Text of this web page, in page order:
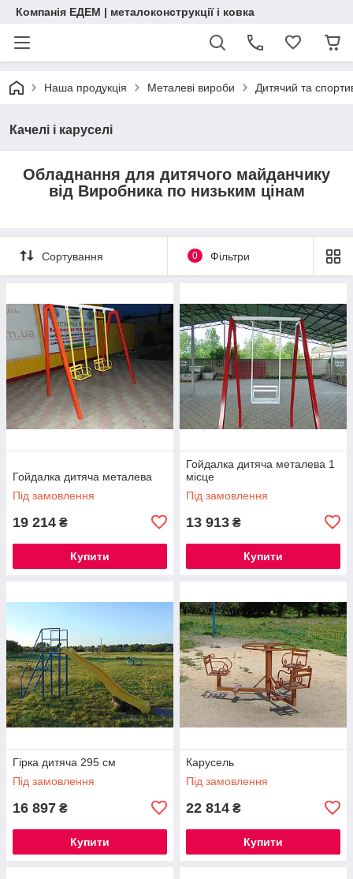
Компанія ЕДЕМ | металоконструкції і ковка
Наша продукція Металеві вироби Дитячий та
Качелі і каруселі
Обладнання для дитячого майданчику
від Виробника по низьким цінам
Сортування 0 Фільтри
Гойдалка дитяча металева
Під замовлення
19 214 ₴
Купити
Гойдалка дитяча металева 1
місце
Під замовлення
13 913 ₴
Купити
Гірка дитяча 295 см
Під замовлення
16 897 ₴
Купити
Карусель
Під замовлення
22 814 ₴
Купити